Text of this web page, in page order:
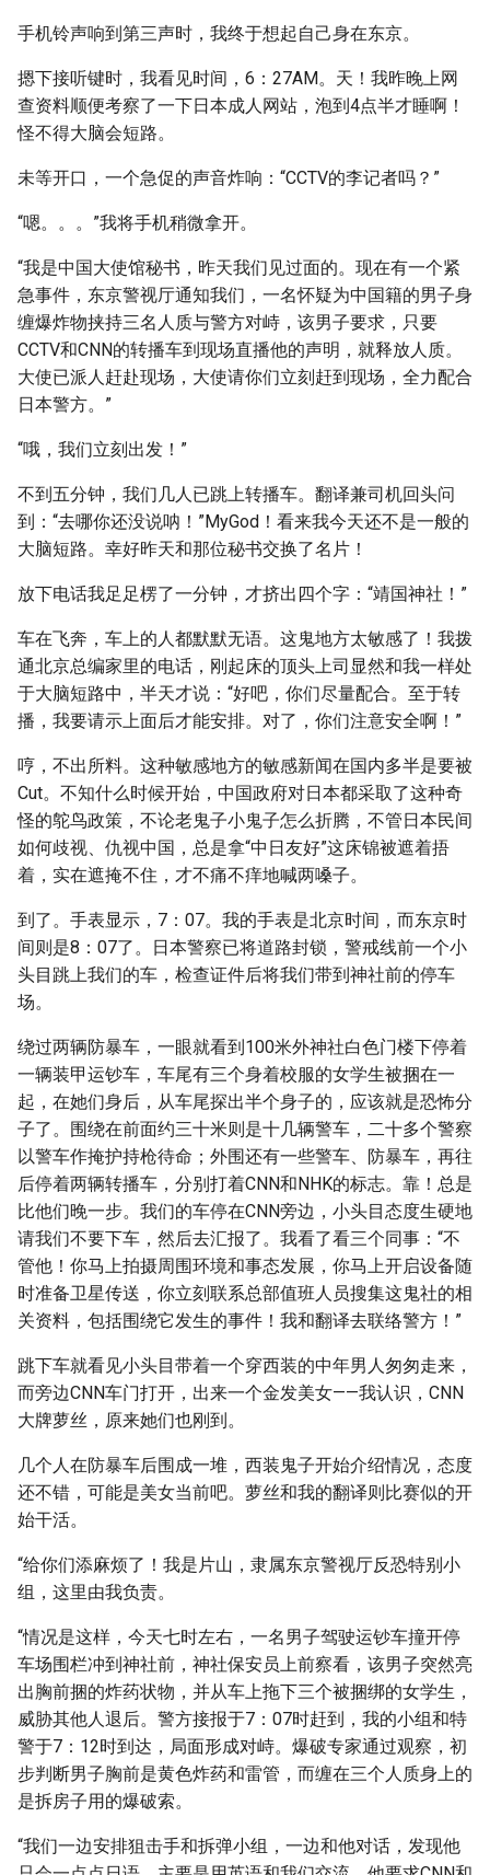
手机铃声响到第三声时，我终于想起自己身在东京。
摁下接听键时，我看见时间，6：27AM。天！我昨晚上网
查资料顺便考察了一下日本成人网站，泡到4点半才睡啊！
怪不得大脑会短路。
未等开口，一个急促的声音炸响：“CCTV的李记者吗？”
“嗯。。。”我将手机稍微拿开。
“我是中国大使馆秘书，昨天我们见过面的。现在有一个紧
急事件，东京警视厅通知我们，一名怀疑为中国籍的男子身
缠爆炸物挟持三名人质与警方对峙，该男子要求，只要
CCTV和CNN的转播车到现场直播他的声明，就释放人质。
大使已派人赶赴现场，大使请你们立刻赶到现场，全力配合
日本警方。”
“哦，我们立刻出发！”
不到五分钟，我们几人已跳上转播车。翻译兼司机回头问
到：“去哪你还没说呐！”MyGod！看来我今天还不是一般的
大脑短路。幸好昨天和那位秘书交换了名片！
放下电话我足足楞了一分钟，才挤出四个字：“靖国神社！”
车在飞奔，车上的人都默默无语。这鬼地方太敏感了！我拨
通北京总编家里的电话，刚起床的顶头上司显然和我一样处
于大脑短路中，半天才说：“好吧，你们尽量配合。至于转
播，我要请示上面后才能安排。对了，你们注意安全啊！”
哼，不出所料。这种敏感地方的敏感新闻在国内多半是要被
Cut。不知什么时候开始，中国政府对日本都采取了这种奇
怪的鸵鸟政策，不论老鬼子小鬼子怎么折腾，不管日本民间
如何歧视、仇视中国，总是拿“中日友好”这床锦被遮着捂
着，实在遮掩不住，才不痛不痒地喊两嗓子。
到了。手表显示，7：07。我的手表是北京时间，而东京时
间则是8：07了。日本警察已将道路封锁，警戒线前一个小
头目跳上我们的车，检查证件后将我们带到神社前的停车
场。
绕过两辆防暴车，一眼就看到100米外神社白色门楼下停着
一辆装甲运钞车，车尾有三个身着校服的女学生被捆在一
起，在她们身后，从车尾探出半个身子的，应该就是恐怖分
子了。围绕在前面约三十米则是十几辆警车，二十多个警察
以警车作掩护持枪待命；外围还有一些警车、防暴车，再往
后停着两辆转播车，分别打着CNN和NHK的标志。靠！总是
比他们晚一步。我们的车停在CNN旁边，小头目态度生硬地
请我们不要下车，然后去汇报了。我看了看三个同事：“不
管他！你马上拍摄周围环境和事态发展，你马上开启设备随
时准备卫星传送，你立刻联系总部值班人员搜集这鬼社的相
关资料，包括围绕它发生的事件！我和翻译去联络警方！”
跳下车就看见小头目带着一个穿西装的中年男人匆匆走来，
而旁边CNN车门打开，出来一个金发美女——我认识，CNN
大牌萝丝，原来她们也刚到。
几个人在防暴车后围成一堆，西装鬼子开始介绍情况，态度
还不错，可能是美女当前吧。萝丝和我的翻译则比赛似的开
始干活。
“给你们添麻烦了！我是片山，隶属东京警视厅反恐特别小
组，这里由我负责。
“情况是这样，今天七时左右，一名男子驾驶运钞车撞开停
车场围栏冲到神社前，神社保安员上前察看，该男子突然亮
出胸前捆的炸药状物，并从车上拖下三个被捆绑的女学生，
威胁其他人退后。警方接报于7：07时赶到，我的小组和特
警于7：12时到达，局面形成对峙。爆破专家通过观察，初
步判断男子胸前是黄色炸药和雷管，而缠在三个人质身上的
是拆房子用的爆破索。
“我们一边安排狙击手和拆弹小组，一边和他对话，发现他